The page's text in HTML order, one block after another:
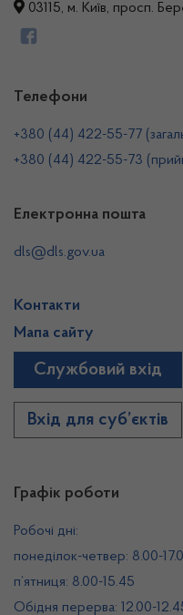
03115, м. Київ, просп.
Графік роботи
Робочі дні:
понеділок-четвер: 8.00-
п’ятниця: 8.00-15.45
Обідня перерва: 12.00-
Телефони
+380 (44) 422-55-77
+380 (44) 422-55-73
Електронна пошта
dls@dls.gov.ua
Контакти
Мапа сайту
Службовий вхід
Вхід для суб’єктів